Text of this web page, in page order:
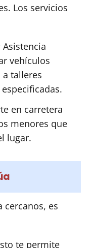
Los servicios
Asistencia
vehículos
talleres
en carretera
menores que
lugar.
cercanos, es
te permite